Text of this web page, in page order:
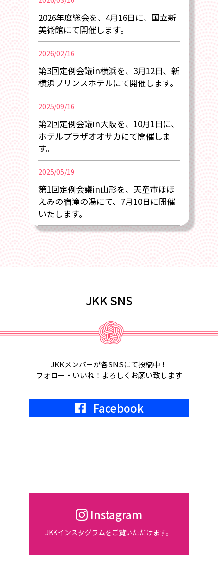
2026年度総会を、4月16日に、国立新
美術館にて開催します。
2026/02/16
第3回定例会議in横浜を、3月12日、新
横浜プリンスホテルにて開催します。
2025/09/16
第2回定例会議in大阪を、10月1日に、
ホテルプラザオオサカにて開催しま
す。
2025/05/19
第1回定例会議in山形を、天童市ほほ
えみの宿滝の湯にて、7月10日に開催
いたします。
2025/02/22
4月17日、2025年総会を全国旅館会館
にて開催します
2月18日、第6回定例会議in福岡が開催
2月5日、2月6日、東京ビッグサイト
にて宿フェス開催。参加します。
2024/05/01
2024年7月9日
東京、都市センターホテルにて、総会
2024/01/30
て開催される『宿フェス』に参加しま
JKK SNS
JKKメンバーが各SNSにて投稿中！
フォロー・いいね！よろしくお願い致します
Facebook
Instagram
JKKインスタグラムをご覧いただけます。